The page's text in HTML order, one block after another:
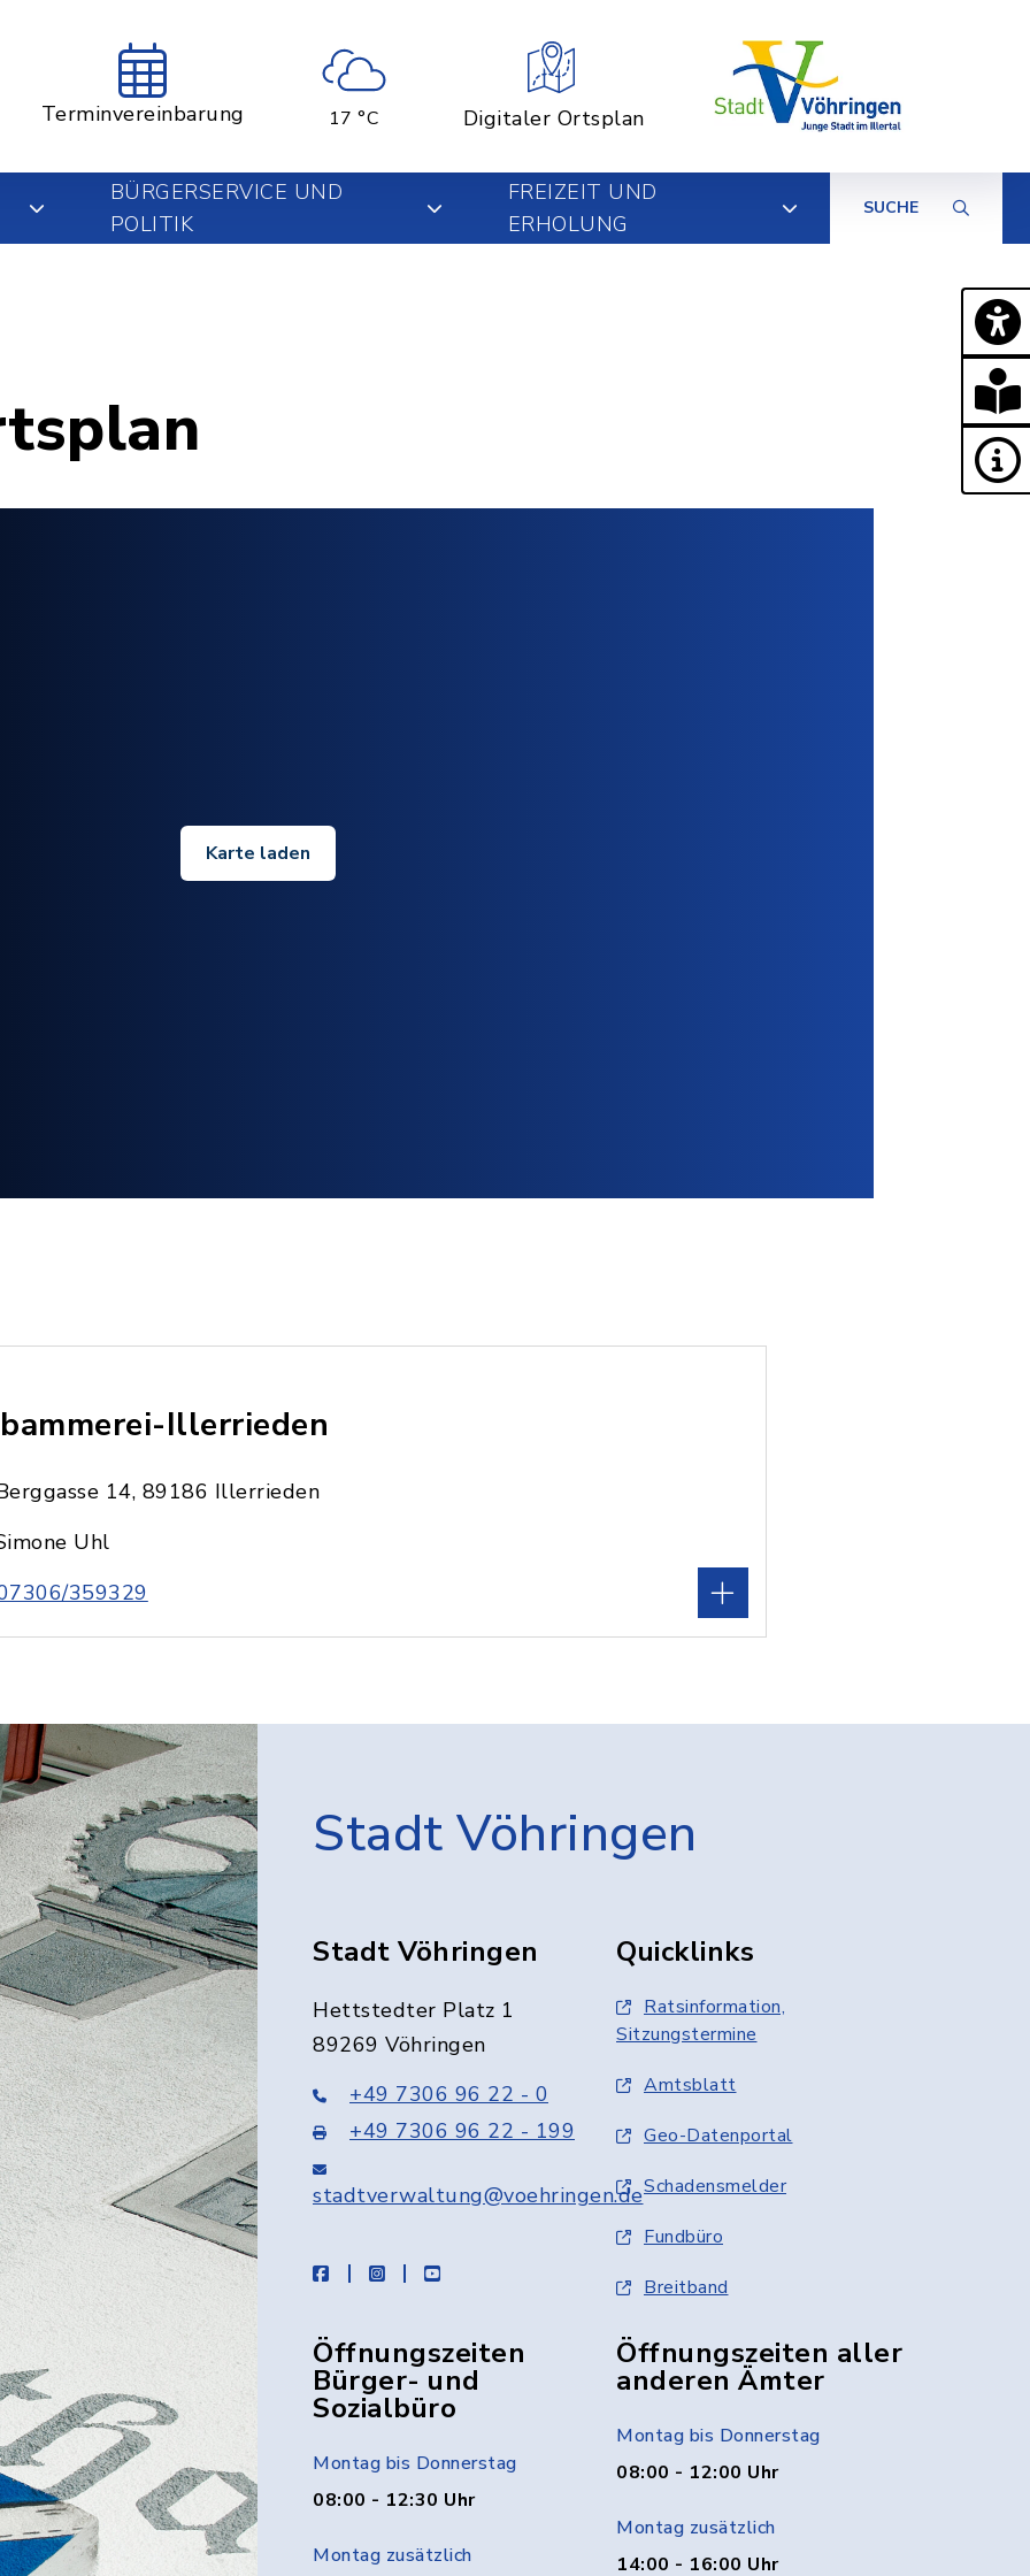
Terminvereinbarung 17 °C Digitaler Ortsplan
BÜRGERSERVICE UND
POLITIK
FREIZEIT UND
ERHOLUNG
SUCHE
Karte laden
Illerrieden
14, 89186 Illerrieden
Uhl
359329
Stadt Vöhringen
Stadt Vöhringen
Hettstedter Platz 1
89269 Vöhringen
+49 7306 96 22 - 0
+49 7306 96 22 - 199
stadtverwaltung@voehringen.de
facebookinstagramyoutube
Quicklinks
Ratsinformation,
Sitzungstermine
Amtsblatt
Geo-Datenportal
Schadensmelder
Fundbüro
Breitband
Öffnungszeiten
Bürger- und
Sozialbüro
Montag bis Donnerstag
08:00 - 12:30 Uhr
Montag zusätzlich
Öffnungszeiten aller
anderen Ämter
Montag bis Donnerstag
08:00 - 12:00 Uhr
Montag zusätzlich
14:00 - 16:00 Uhr